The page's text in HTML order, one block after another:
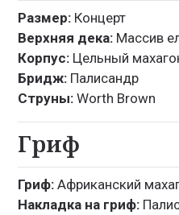
Размер: Концерт
Верхняя дека: Массив
Корпус: Цельный
Бридж: Палисандр
Струны:Worth Brown
Гриф
Гриф: Африканский
Накладка на гриф: